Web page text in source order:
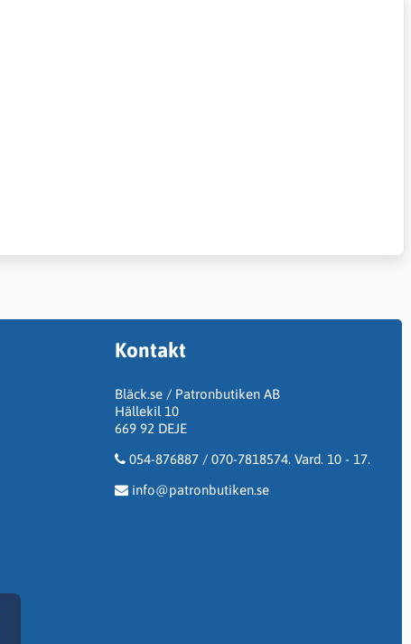
Kontakt
Bläck.se / Patronbutiken AB
Hällekil 10
669 92 DEJE
054-876887 / 070-7818574. Vard. 10 - 17.
info@patronbutiken.se